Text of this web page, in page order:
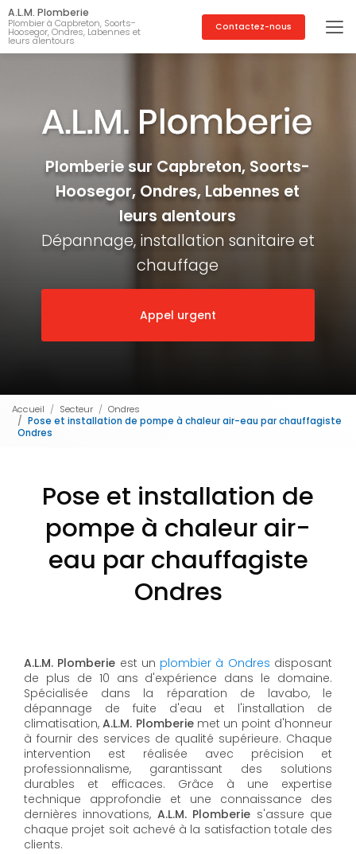
Aller
au
contenu
principal
A.L.M. Plomberie
Plombier à Capbreton, Soorts-
Hoosegor, Ondres, Labennes et
leurs alentours
Contactez-nous
Plomberie sur Capbreton, Soorts-
Hoosegor, Ondres, Labennes et
leurs alentours
Dépannage, installation sanitaire et
chauffage
Appel urgent
Accueil Secteur
Ondres
Pose et installation de pompe à chaleur air-eau par chauffagiste
Ondres
Pose et installation de
pompe à chaleur air-
eau par chauffagiste
Ondres
A.L.M. Plomberie est un plombier à Ondres disposant
de plus de 10 ans d'expérience dans le domaine.
Spécialisée dans la réparation de lavabo, le
dépannage de fuite d'eau et l'installation de
climatisation,A.L.M. Plomberiemet un point d'honneur
à fournir des services de qualité supérieure. Chaque
intervention est réalisée avec précision et
professionnalisme, garantissant des solutions
durables et efficaces. Grâce à une expertise
technique approfondie et une connaissance des
dernières innovations, A.L.M. Plomberie s'assure que
chaque projet soit achevé à la satisfaction totale des
clients.